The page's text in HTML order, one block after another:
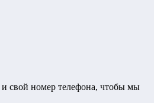
свой номер телефона, чтобы мы